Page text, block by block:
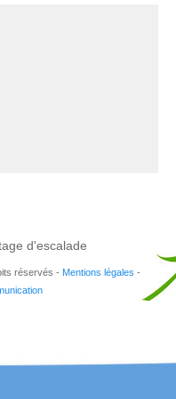
d'escalade
réservés - Mentions légales -